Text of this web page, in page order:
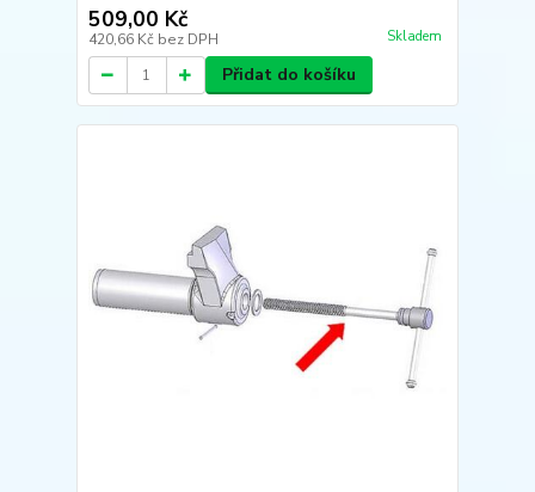
509,00 Kč
420,66 Kč bez DPH Skladem
Přidat do košíku